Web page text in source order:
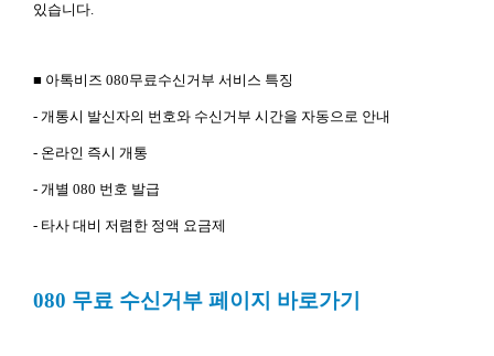
있습니다.
■ 아톡비즈 080무료수신거부 서비스 특징
- 개통시 발신자의 번호와 수신거부 시간을 자동으로 안내
- 온라인 즉시 개통
- 개별 080 번호 발급
- 타사 대비 저렴한 정액 요금제
080 무료 수신거부 페이지 바로가기